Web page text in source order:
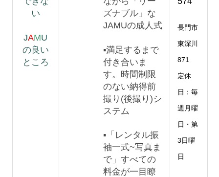
い
JAMU
の良い
ところ
ズナブル」な
JAMUの成人式
▪満足するまで
付き合いま
す。時間制限
のない納得前
撮り(後撮り)シ
ステム
▪「レンタル振
袖一式~写真ま
で」すべての
料金が一目瞭
長門市
東深川
871
定休
日：毎
週月曜
日・第
3日曜
日